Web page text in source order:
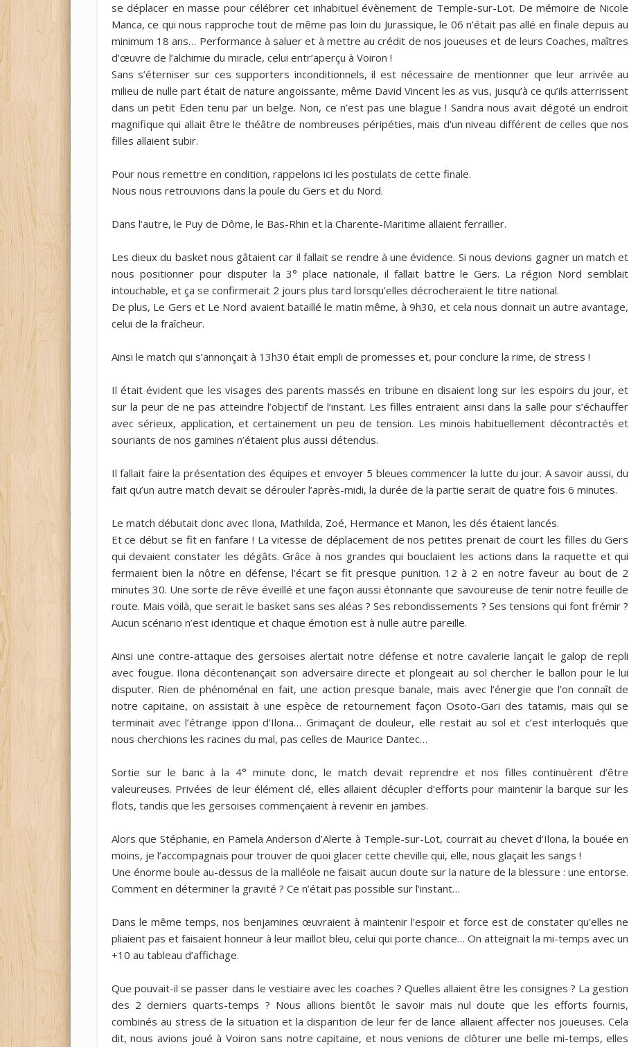
se déplacer en masse pour célébrer cet inhabituel évènement de Temple-sur-Lot. De mémoire de Nicole
Manca, ce qui nous rapproche tout de même pas loin du Jurassique, le 06 n’était pas allé en finale depuis au
minimum 18 ans… Performance à saluer et à mettre au crédit de nos joueuses et de leurs Coaches, maîtres
d’œuvre de l’alchimie du miracle, celui entr’aperçu à Voiron !
Sans s’éterniser sur ces supporters inconditionnels, il est nécessaire de mentionner que leur arrivée au
milieu de nulle part était de nature angoissante, même David Vincent les as vus, jusqu’à ce qu’ils atterrissent
dans un petit Eden tenu par un belge. Non, ce n’est pas une blague ! Sandra nous avait dégoté un endroit
magnifique qui allait être le théâtre de nombreuses péripéties, mais d’un niveau différent de celles que nos
filles allaient subir.
Pour nous remettre en condition, rappelons ici les postulats de cette finale.
Nous nous retrouvions dans la poule du Gers et du Nord.
Dans l’autre, le Puy de Dôme, le Bas-Rhin et la Charente-Maritime allaient ferrailler.
Les dieux du basket nous gâtaient car il fallait se rendre à une évidence. Si nous devions gagner un match et
nous positionner pour disputer la 3° place nationale, il fallait battre le Gers. La région Nord semblait
intouchable, et ça se confirmerait 2 jours plus tard lorsqu’elles décrocheraient le titre national.
De plus, Le Gers et Le Nord avaient bataillé le matin même, à 9h30, et cela nous donnait un autre avantage,
celui de la fraîcheur.
Ainsi le match qui s’annonçait à 13h30 était empli de promesses et, pour conclure la rime, de stress !
Il était évident que les visages des parents massés en tribune en disaient long sur les espoirs du jour, et
sur la peur de ne pas atteindre l’objectif de l’instant. Les filles entraient ainsi dans la salle pour s’échauffer
avec sérieux, application, et certainement un peu de tension. Les minois habituellement décontractés et
souriants de nos gamines n’étaient plus aussi détendus.
Il fallait faire la présentation des équipes et envoyer 5 bleues commencer la lutte du jour. A savoir aussi, du
fait qu’un autre match devait se dérouler l’après-midi, la durée de la partie serait de quatre fois 6 minutes.
Le match débutait donc avec Ilona, Mathilda, Zoé, Hermance et Manon, les dés étaient lancés.
Et ce début se fit en fanfare ! La vitesse de déplacement de nos petites prenait de court les filles du Gers
qui devaient constater les dégâts. Grâce à nos grandes qui bouclaient les actions dans la raquette et qui
fermaient bien la nôtre en défense, l’écart se fit presque punition. 12 à 2 en notre faveur au bout de 2
minutes 30. Une sorte de rêve éveillé et une façon aussi étonnante que savoureuse de tenir notre feuille de
route. Mais voilà, que serait le basket sans ses aléas ? Ses rebondissements ? Ses tensions qui font frémir ?
Aucun scénario n’est identique et chaque émotion est à nulle autre pareille.
Ainsi une contre-attaque des gersoises alertait notre défense et notre cavalerie lançait le galop de repli
avec fougue. Ilona décontenançait son adversaire directe et plongeait au sol chercher le ballon pour le lui
disputer. Rien de phénoménal en fait, une action presque banale, mais avec l’énergie que l’on connaît de
notre capitaine, on assistait à une espèce de retournement façon Osoto-Gari des tatamis, mais qui se
terminait avec l’étrange ippon d’Ilona… Grimaçant de douleur, elle restait au sol et c’est interloqués que
nous cherchions les racines du mal, pas celles de Maurice Dantec…
Sortie sur le banc à la 4° minute donc, le match devait reprendre et nos filles continuèrent d’être
valeureuses. Privées de leur élément clé, elles allaient décupler d’efforts pour maintenir la barque sur les
flots, tandis que les gersoises commençaient à revenir en jambes.
Alors que Stéphanie, en Pamela Anderson d’Alerte à Temple-sur-Lot, courrait au chevet d’Ilona, la bouée en
moins, je l’accompagnais pour trouver de quoi glacer cette cheville qui, elle, nous glaçait les sangs !
Une énorme boule au-dessus de la malléole ne faisait aucun doute sur la nature de la blessure : une entorse.
Comment en déterminer la gravité ? Ce n’était pas possible sur l’instant…
Dans le même temps, nos benjamines œuvraient à maintenir l’espoir et force est de constater qu’elles ne
pliaient pas et faisaient honneur à leur maillot bleu, celui qui porte chance… On atteignait la mi-temps avec un
+10 au tableau d’affichage.
Que pouvait-il se passer dans le vestiaire avec les coaches ? Quelles allaient être les consignes ? La gestion
des 2 derniers quarts-temps ? Nous allions bientôt le savoir mais nul doute que les efforts fournis,
combinés au stress de la situation et la disparition de leur fer de lance allaient affecter nos joueuses. Cela
dit, nous avions joué à Voiron sans notre capitaine, et nous venions de clôturer une belle mi-temps, elles